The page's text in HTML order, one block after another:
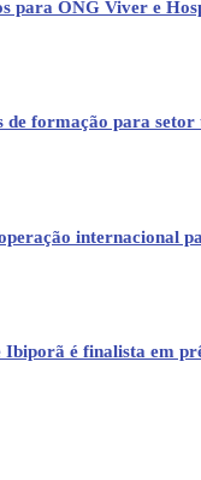
para ONG Viver e
de formação para setor
internacional
Ibiporã é finalista em